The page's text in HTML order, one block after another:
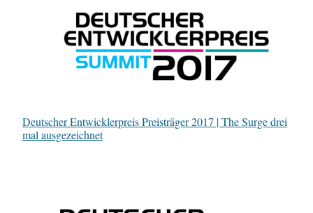
Deutscher Entwicklerpreis Preisträger 2017 | The Surge drei
mal ausgezeichnet